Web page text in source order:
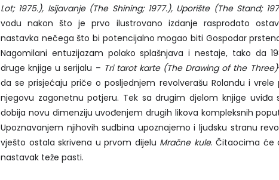
Lot; 1975.), Isijavanje (The Shining; 1977.), Uporište (The Stand;
vodu nakon što je prvo ilustrovano izdanje rasprodato
nastavka nečega što bi potencijalno mogao biti Gospodar
Nagomilani entuzijazam polako splašnjava i nestaje, tako da
druge knjige u serijalu – Tri tarot karte (The Drawing of the Three)
da se prisjećaju priče o posljednjem revolverašu Rolandu i vrele
njegovu zagonetnu potjeru. Tek sa drugim djelom knjige uviđa
dobija novu dimenziju uvođenjem drugih likova kompleksnih
Upoznavanjem njihovih sudbina upoznajemo i ljudsku stranu
vješto ostala skrivena u prvom dijelu Mračne kule. Čitaocima će
nastavak teže pasti.